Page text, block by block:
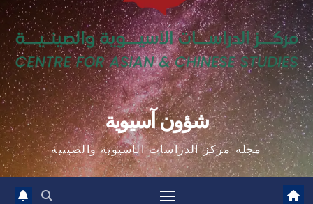
شؤون آسيوية
مجلة مركز الدراسات الآسيوية والصينية